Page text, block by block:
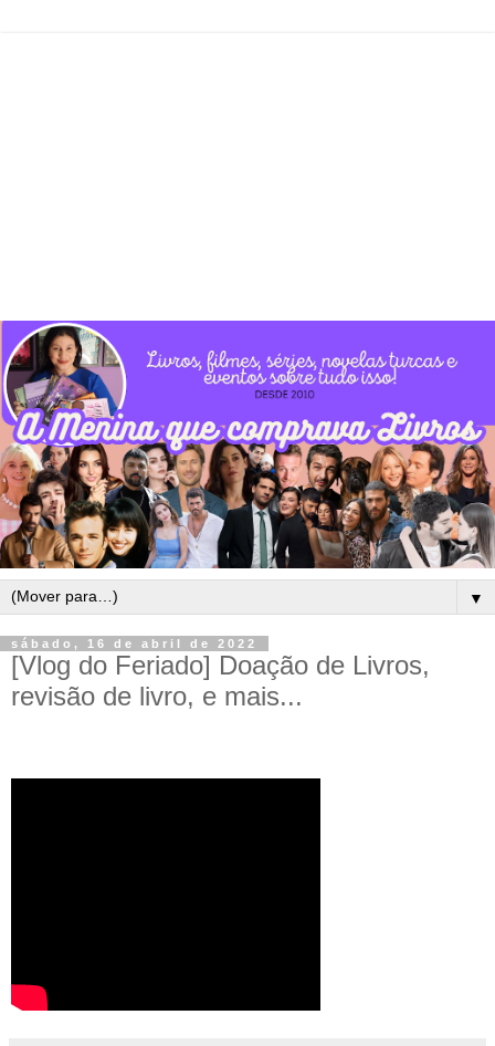
▼
sábado, 16 de abril de 2022
[Vlog do Feriado] Doação de Livros,
revisão de livro, e mais...